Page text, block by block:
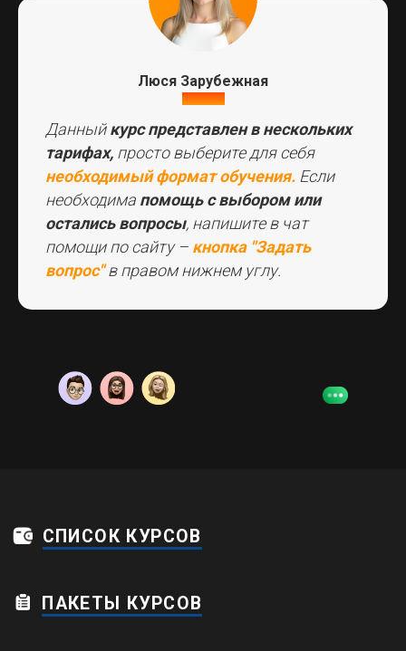
Люся Зарубежная
куратор
Данныйкурс представлен в нескольких
тарифах, просто выберите для себя
необходимый формат обучения. Если
необходима помощь с выбором или
остались вопросы, напишите в чат
помощи по сайту – кнопка "Задать
вопрос"в правом нижнем углу.
Политика конфиденциальности
Карта сайта
ПАКЕТЫ КУРСОВ